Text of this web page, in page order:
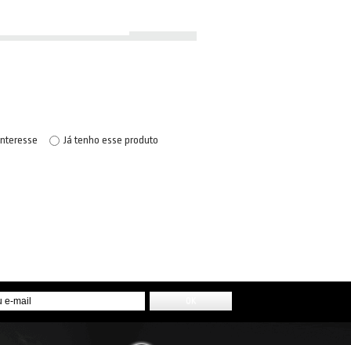
Já tenho esse produto